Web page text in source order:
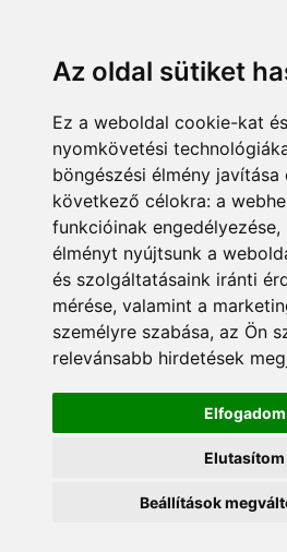
Az oldal sütiket
Ez a weboldal cookie-kat
nyomkövetési
böngészési élmény javítása
következő célokra: a
funkcióinak engedélyezése,
élményt nyújtsunk a
és szolgáltatásaink iránti
mérése, valamint a
személyre szabása, az Ön
relevánsabb hirdetések
Elfogadom
Elutasítom
Beállítások
+36 70 380 8334